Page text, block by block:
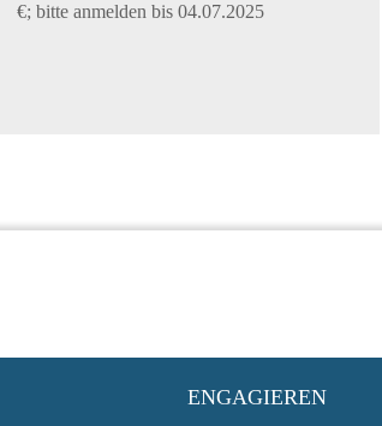
€; bitte anmelden bis 04.07.2025
ENGAGIEREN